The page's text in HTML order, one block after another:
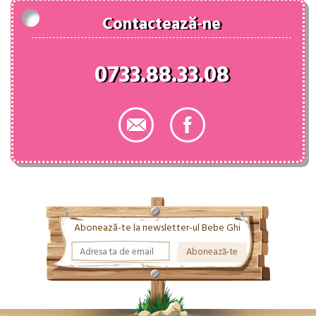
Contactează-ne
0733.88.33.08
Abonează-te la newsletter-ul Bebe Ghi